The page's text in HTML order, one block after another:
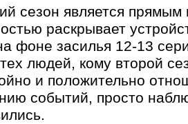
сезон является
раскрывает
фоне засилья 12-13
людей, кому второй
и положительно
событий, просто